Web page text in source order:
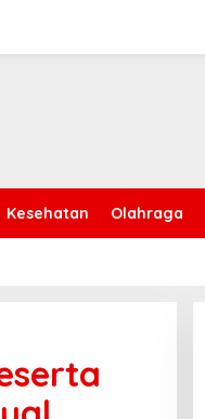
Kesehatan Olahraga